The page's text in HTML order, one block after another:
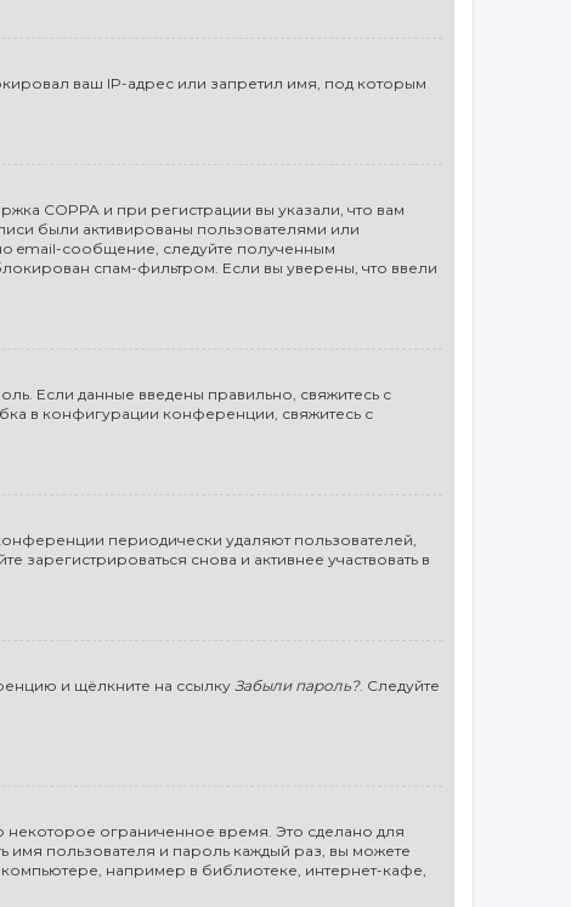
ваш IP-адрес или запретил имя, под которым
COPPA и при регистрации вы указали, что вам
были активированы пользователями или
email-сообщение, следуйте полученным
спам-фильтром. Если вы уверены, что ввели
Если данные введены правильно, свяжитесь с
в конфигурации конференции, свяжитесь с
периодически удаляют пользователей,
снова и активнее участвовать в
и щёлкните на ссылку Забыли пароль?. Следуйте
некоторое ограниченное время. Это сделано для
имя пользователя и пароль каждый раз, вы можете
например в библиотеке, интернет-кафе,